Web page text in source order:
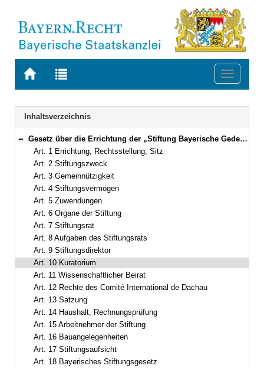
Zur
BAYERN.RECHT
Zur
letzten
Suche
Toggle
Navigation
Inhaltsverzeichnis
Bereich reduzieren
Gesetz über die Errichtung der „Stiftung Bayerische Gedenkstätten“ (Gedenkstättenstiftungsgesetz – GedStG) Vom 24. Dezember 2002 (GVBl. S. 931) BayRS 282-2-12-K (Art. 1–19)
Art. 1 Errichtung, Rechtsstellung, Sitz
Art. 2 Stiftungszweck
Art. 3 Gemeinnützigkeit
Art. 4 Stiftungsvermögen
Art. 5 Zuwendungen
Art. 6 Organe der Stiftung
Art. 7 Stiftungsrat
Art. 8 Aufgaben des Stiftungsrats
Art. 9 Stiftungsdirektor
Art. 10 Kuratorium
Art. 11 Wissenschaftlicher Beirat
Art. 12 Rechte des Comité International de Dachau
Art. 13 Satzung
Art. 14 Haushalt, Rechnungsprüfung
Art. 15 Arbeitnehmer der Stiftung
Art. 16 Bauangelegenheiten
Art. 17 Stiftungsaufsicht
Art. 18 Bayerisches Stiftungsgesetz